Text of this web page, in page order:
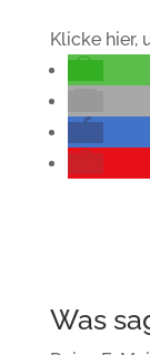
Klicke hier,